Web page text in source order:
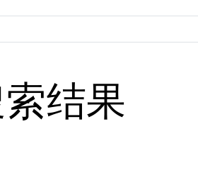
结果